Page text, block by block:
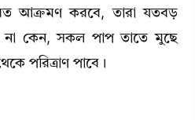
আক্রমণ করবে, তারা যতবড়
না কেন, সকল পাপ তাতে মুছে
পরিত্রাণ পাবে।